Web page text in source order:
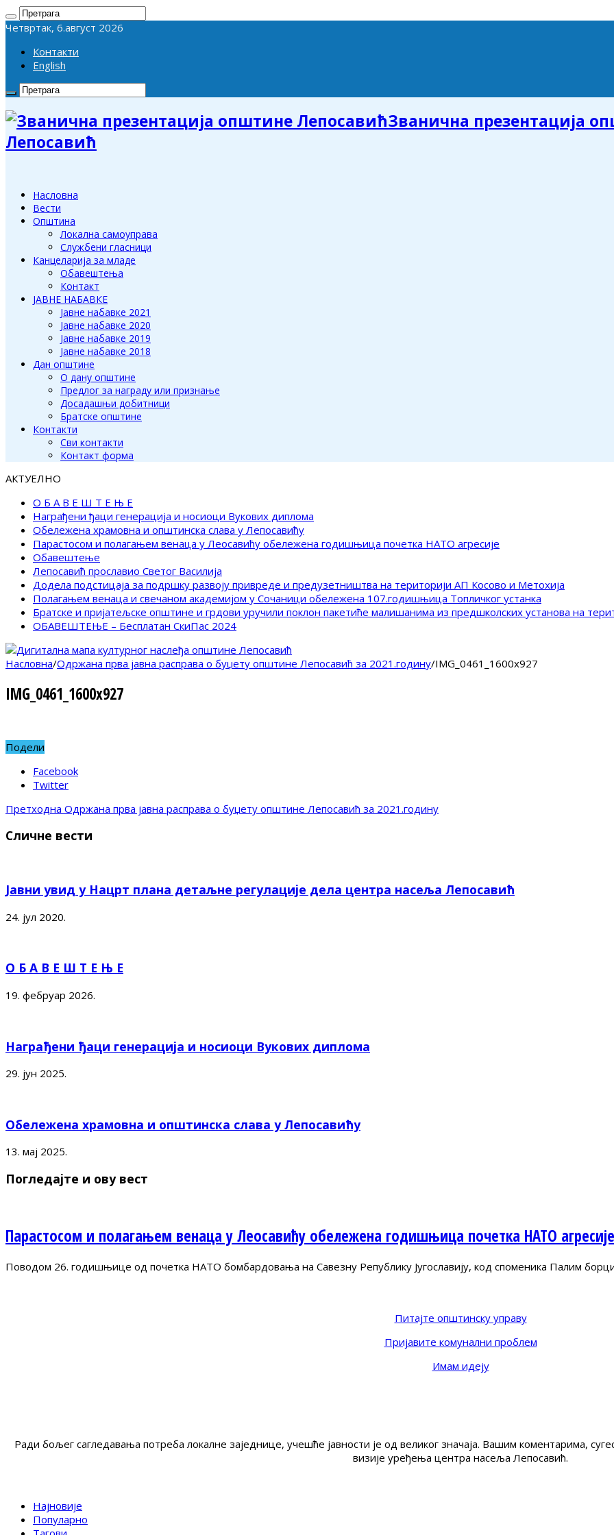
Четвртак, 6.август 2026
Контакти
English
Званична презентација
Лепосавић
Насловна
Вести
Општина
Локална самоуправа
Службени гласници
Канцеларија за младе
Обавештења
Контакт
ЈАВНЕ НАБАВКЕ
Јавне набавке 2021
Јавне набавке 2020
Јавне набавке 2019
Јавне набавке 2018
Дан општине
О дану општине
Предлог за награду или признање
Досадашњи добитници
Братске општине
Контакти
Сви контакти
Контакт форма
АКТУЕЛНО
О Б А В Е Ш Т Е Њ Е
Награђени ђаци генерација и носиоци Вукових диплома
Обележена храмовна и општинска слава у Лепосавићу
Парастосом и полагањем венаца у Леосавићу обележена годишњица почетка НАТО агресије
Обавештење
Лепосавић прославио Светог Василија
Додела подстицаја за подршку развоју привреде и предузетништва на територији АП Косово и Метохија
Полагањем венаца и свечаном академијом у Сочаници обележена 107.годишњица Топличког устанка
Братске и пријатељске општине и грдови уручили поклон пакетиће малишанима из предшколских установа на
ОБАВЕШТЕЊЕ – Бесплатан СкиПас 2024
Насловна/Одржана прва јавна расправа о буџету општине Лепосавић за 2021.годину/IMG_0461_1600x927
IMG_0461_1600x927
Подели
Facebook
Twitter
Претходна Одржана прва јавна расправа о буџету општине Лепосавић за 2021.годину
Сличне вести
Јавни увид у Нацрт плана детаљне регулације дела центра насеља Лепосавић
24. јул 2020.
О Б А В Е Ш Т Е Њ Е
19. фебруар 2026.
Награђени ђаци генерација и носиоци Вукових диплома
29. јун 2025.
Обележена храмовна и општинска слава у Лепосавићу
13. мај 2025.
Погледајте и ову вест
Парастосом и полагањем венаца у Леосавићу обележена годишњица почетка НАТО агресије
Поводом 26. годишњице од почетка НАТО бомбардовања на Савезну Републику Југославију, код споменика Палим
Питајте општинску управу
Пријавите комунални проблем
Имам идеју
Ради бољег сагледавања потреба локалне заједнице, учешће јавности је од великог значаја. Вашим коментарима,
визије уређења центра насеља Лепосавић.
Најновије
Популарно